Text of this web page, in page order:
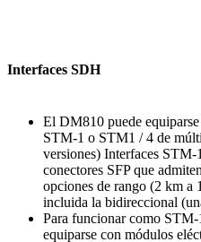
Interfaces SDH
El DM810 puede
STM-1 o STM1 / 4 de
versiones) Interfaces
conectores SFP que
opciones de rango (2 km a
incluida la bidireccional
Para funcionar como STM-
equiparse con módulos